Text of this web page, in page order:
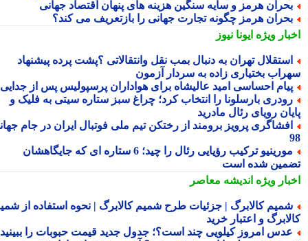
هرمز و سایه سنگین هزینه های پنهان اقتصاد جهانی
هرمز چگونه تجارت جهانی را بازتعریف می کند؟
ویژهایونا نیوز
تهران به دنبال بمب نقل وانتقالاتی ؟پشت پرده پیشنهاد
بختیاری زاده به سردار آزمون
احساسی امید عالیشاه برای هواداران پرسپولیس پس از جدایی
بارسلونا را انتخاب کرد؛ چراغ سبز ستاره سیتی به فلیک و
رویای رئال مادرید
پرویز برومند از رختکن تیم ملی فوتبال ایران در جام جهانی
مورینیو ترکیب رؤیایی رئال را چید؛ 6 ستاره ای که جایگاهشان
شده است
ویژهاندیشه معاصر
کالابرگ | جزئیات طرح شمیم کالابرگ | نحوه استفاده از شمیم
و اعتبار خرید
امروز کیلویی چند است؟؛ جدول جدید قیمت حبوبات را ببینید /